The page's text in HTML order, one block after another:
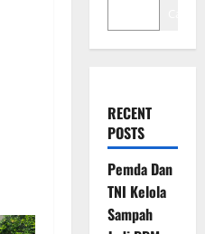
RECENT
POSTS
Pemda Dan
TNI Kelola
Sampah